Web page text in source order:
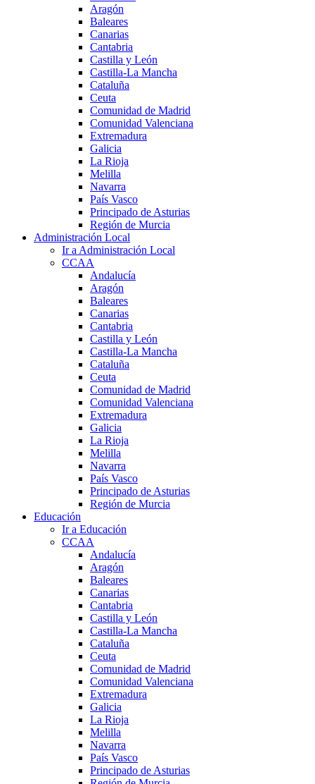
Aragón
Baleares
Canarias
Cantabria
Castilla y León
Castilla-La Mancha
Cataluña
Ceuta
Comunidad de Madrid
Comunidad Valenciana
Extremadura
Galicia
La Rioja
Melilla
Navarra
País Vasco
Principado de Asturias
Región de Murcia
Administración Local
Ir a Administración Local
CCAA
Andalucía
Aragón
Baleares
Canarias
Cantabria
Castilla y León
Castilla-La Mancha
Cataluña
Ceuta
Comunidad de Madrid
Comunidad Valenciana
Extremadura
Galicia
La Rioja
Melilla
Navarra
País Vasco
Principado de Asturias
Región de Murcia
Educación
Ir a Educación
CCAA
Andalucía
Aragón
Baleares
Canarias
Cantabria
Castilla y León
Castilla-La Mancha
Cataluña
Ceuta
Comunidad de Madrid
Comunidad Valenciana
Extremadura
Galicia
La Rioja
Melilla
Navarra
País Vasco
Principado de Asturias